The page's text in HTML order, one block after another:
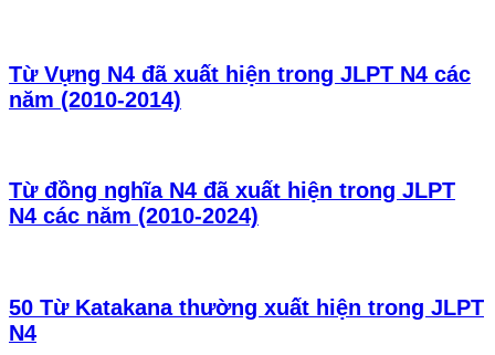
Từ Vựng N4 đã xuất hiện trong JLPT N4 các
năm (2010-2014)
Từ đồng nghĩa N4 đã xuất hiện trong JLPT
N4 các năm (2010-2024)
50 Từ Katakana thường xuất hiện trong JLPT
N4